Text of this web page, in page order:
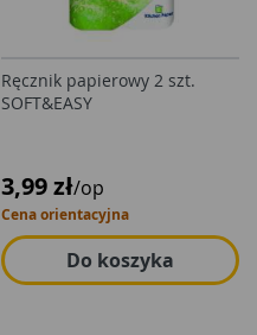
Ręcznik papierowy 2 szt.
SOFT&EASY
3,99 zł/op
Cena orientacyjna
Do koszyka